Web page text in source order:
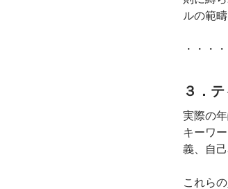
ルの範
・・・・
３．
実際の
キーワ
義、自
これら